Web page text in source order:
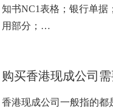
知书NC1表格；银行单据
用部分；…
购买香港现成公司
香港现成公司一般指的都